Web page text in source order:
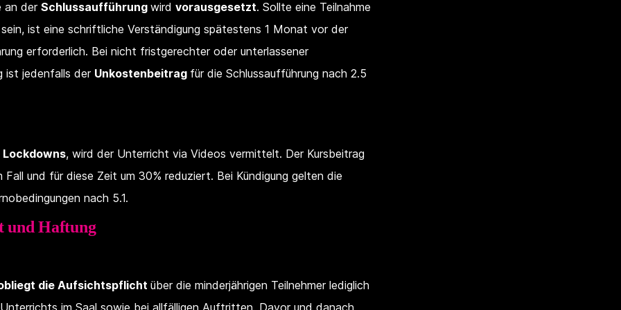
an der Schlussaufführung wird vorausgesetzt. Sollte eine Teilnahme
ist eine schriftliche Verständigung spätestens 1 Monat vor der
erforderlich. Bei nicht fristgerechter oder unterlassener
ist jedenfalls der Unkostenbeitrag für die Schlussaufführung nach 2.5
Lockdowns, wird der Unterricht via Videos vermittelt. Der Kursbeitrag
Fall und für diese Zeit um 30% reduziert. Bei Kündigung gelten die
nach 5.1.
und Haftung
die Aufsichtspflicht über die minderjährigen Teilnehmer lediglich
im Saal sowie bei allfälligen Auftritten. Davor und danach